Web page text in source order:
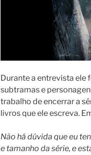
Durante a entrevista ele
subtramas e
trabalho de encerrar a
livros que ele escreva.
Não há dúvida que eu
e tamanho da série, e